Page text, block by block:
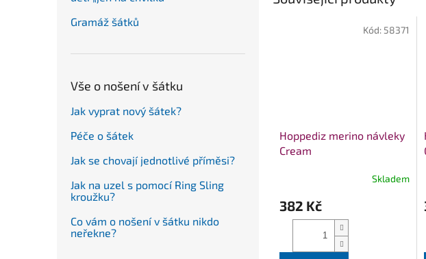
Gramáž šátků
Vše o nošení v šátku
Jak vyprat nový šátek?
Péče o šátek
Jak se chovají jednotlivé příměsi?
Jak na uzel s pomocí Ring Sling
kroužku?
Co vám o nošení v šátku nikdo
neřekne?
Hoppediz merino návleky
Cream
Skladem
382 Kč
Kód: 58371